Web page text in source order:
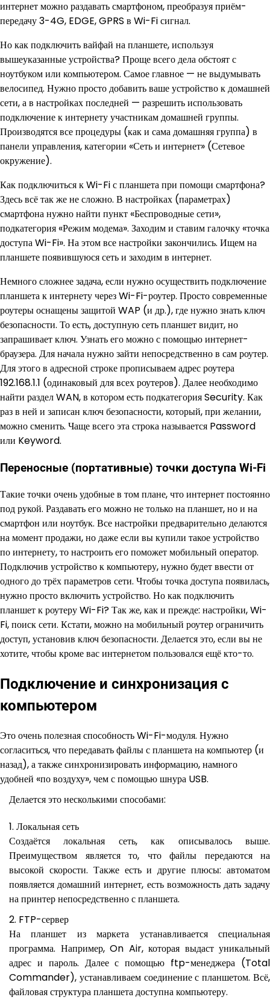
интернет можно раздавать смартфоном, преобразуя приём-
передачу 3-4G, EDGE, GPRS в Wi-Fi сигнал.
Но как подключить вайфай на планшете, используя
вышеуказанные устройства? Проще всего дела обстоят с
ноутбуком или компьютером. Самое главное — не выдумывать
велосипед. Нужно просто добавить ваше устройство к домашней
сети, а в настройках последней — разрешить использовать
подключение к интернету участникам домашней группы.
Производятся все процедуры (как и сама домашняя группа) в
панели управления, категории «Сеть и интернет» (Сетевое
окружение).
Как подключиться к Wi-Fi с планшета при помощи смартфона?
Здесь всё так же не сложно. В настройках (параметрах)
смартфона нужно найти пункт «Беспроводные сети»,
подкатегория «Режим модема». Заходим и ставим галочку «точка
доступа Wi-Fi». На этом все настройки закончились. Ищем на
планшете появившуюся сеть и заходим в интернет.
Немного сложнее задача, если нужно осуществить подключение
планшета к интернету через Wi-Fi-роутер. Просто современные
роутеры оснащены защитой WAP (и др.), где нужно знать ключ
безопасности. То есть, доступную сеть планшет видит, но
запрашивает ключ. Узнать его можно с помощью интернет-
браузера. Для начала нужно зайти непосредственно в сам роутер.
Для этого в адресной строке прописываем адрес роутера
192.168.1.1 (одинаковый для всех роутеров). Далее необходимо
найти раздел WAN, в котором есть подкатегория Security. Как
раз в ней и записан ключ безопасности, который, при желании,
можно сменить. Чаще всего эта строка называется Password
или Keyword.
Переносные (портативные) точки доступа Wi-Fi
Такие точки очень удобные в том плане, что интернет постоянно
под рукой. Раздавать его можно не только на планшет, но и на
смартфон или ноутбук. Все настройки предварительно делаются
на момент продажи, но даже если вы купили такое устройство
по интернету, то настроить его поможет мобильный оператор.
Подключив устройство к компьютеру, нужно будет ввести от
одного до трёх параметров сети. Чтобы точка доступа появилась,
нужно просто включить устройство. Но как подключить
планшет к роутеру Wi-Fi? Так же, как и прежде: настройки, Wi-
Fi, поиск сети. Кстати, можно на мобильный роутер ограничить
доступ, установив ключ безопасности. Делается это, если вы не
хотите, чтобы кроме вас интернетом пользовался ещё кто-то.
Подключение и синхронизация с
компьютером
Это очень полезная способность Wi-Fi-модуля. Нужно
согласиться, что передавать файлы с планшета на компьютер (и
назад), а также синхронизировать информацию, намного
удобней «по воздуху», чем с помощью шнура USB.
Делается это несколькими способами:
Локальная сеть
Создаётся локальная сеть, как описывалось выше.
Преимуществом является то, что файлы передаются на
высокой скорости. Также есть и другие плюсы: автоматом
появляется домашний интернет, есть возможность дать задачу
на принтер непосредственно с планшета.
FTP-сервер
На планшет из маркета устанавливается специальная
программа. Например, On Air, которая выдаст уникальный
адрес и пароль. Далее с помощью ftp-менеджера (Total
Commander), устанавливаем соединение с планшетом. Всё,
файловая структура планшета доступна компьютеру.